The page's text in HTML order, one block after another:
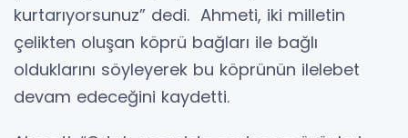
kurtarıyorsunuz” dedi. Ahmeti, iki milletin
çelikten oluşan köprü bağları ile bağlı
olduklarını söyleyerek bu köprünün ilelebet
devam edeceğini kaydetti.